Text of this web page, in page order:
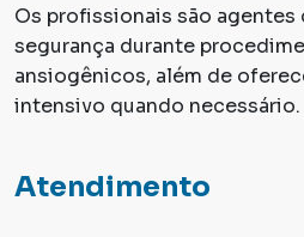
Os profissionais são
segurança durante
ansiogênicos, além de
intensivo quando necessário.
Atendimento